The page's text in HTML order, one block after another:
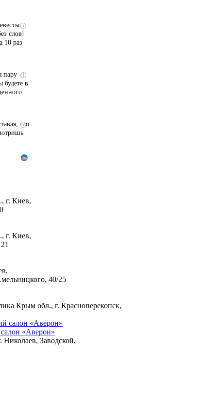
i
слов!
10 раз
i
будете в
i
это
в
не
г. Киев,
г. Киев,
40/25
Крым обл., г. Красноперекопск,
«Аверон»
Николаев, Заводской,